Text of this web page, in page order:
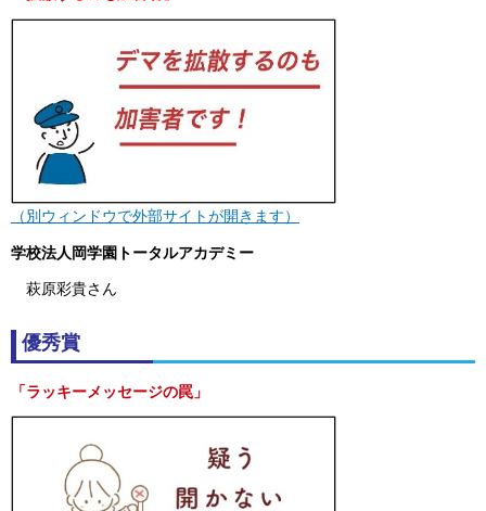
（別ウィンドウで外部サイトが開きます）
学校法人岡学園トータルアカデミー
萩原彩貴さん
優秀賞
「ラッキーメッセージの罠」